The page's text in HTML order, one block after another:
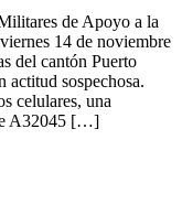
de Apoyo a la
14 de noviembre
del cantón Puerto
sospechosa.
celulares, una
A32045 […]